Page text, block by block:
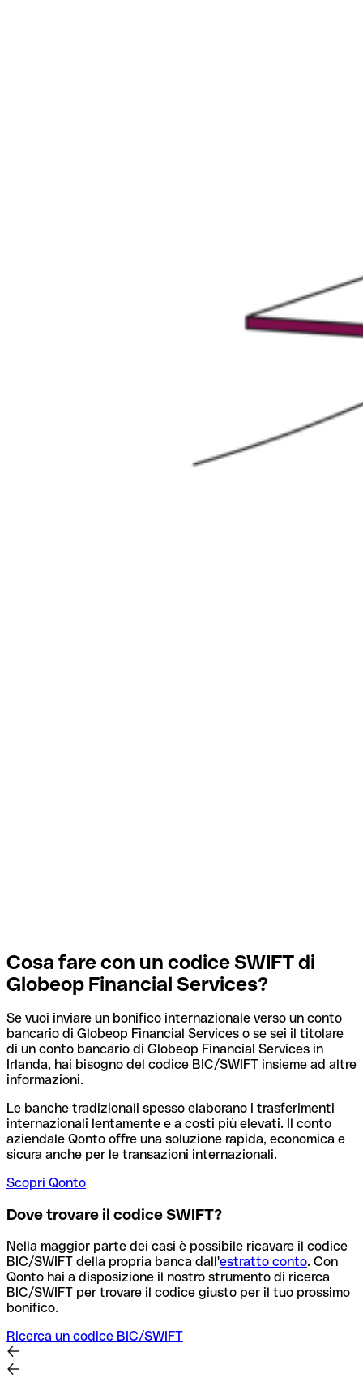
Cosa fare con un codice SWIFT di
Globeop Financial Services?
Se vuoi inviare un bonifico internazionale verso un conto
bancario di Globeop Financial Services o se sei il titolare
di un conto bancario di Globeop Financial Services in
Irlanda, hai bisogno del codice BIC/SWIFT insieme ad altre
informazioni.
Le banche tradizionali spesso elaborano i trasferimenti
internazionali lentamente e a costi più elevati. Il conto
aziendale Qonto offre una soluzione rapida, economica e
sicura anche per le transazioni internazionali.
Scopri Qonto
Dove trovare il codice SWIFT?
Nella maggior parte dei casi è possibile ricavare il codice
BIC/SWIFT della propria banca dall'estratto conto. Con
Qonto hai a disposizione il nostro strumento di ricerca
BIC/SWIFT per trovare il codice giusto per il tuo prossimo
bonifico.
Ricerca un codice BIC/SWIFT